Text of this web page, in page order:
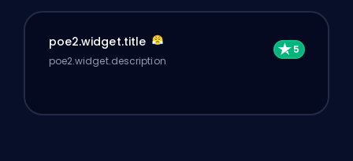
poe2.widget.title
poe2.widget.description